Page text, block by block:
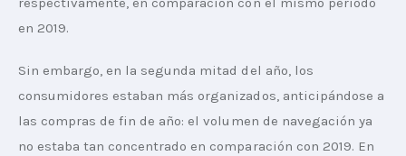
en 2019.
Sin embargo, en la segunda mitad del año, los
consumidores estaban más organizados, anticipándose a
las compras de fin de año: el volumen de navegación ya
no estaba tan concentrado en comparación con 2019. En